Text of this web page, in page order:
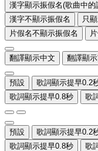
漢字顯示振假名(歌曲中的
漢字不顯示振假名
只
片假名不顯示振假名
翻譯顯示中文 翻譯顯
預設 歌詞顯示提早0.2
歌詞顯示提早0.8秒
歌
預設 歌詞顯示提早0.2
歌詞顯示提早0.8秒
歌